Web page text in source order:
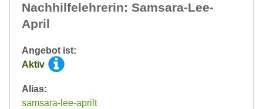
Nachhilfelehrerin: Samsara-Lee-
April
Angebot ist:
Aktiv
Alias:
samsara-lee-aprilt